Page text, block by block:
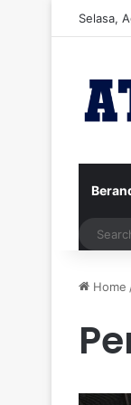
Selasa,
Home